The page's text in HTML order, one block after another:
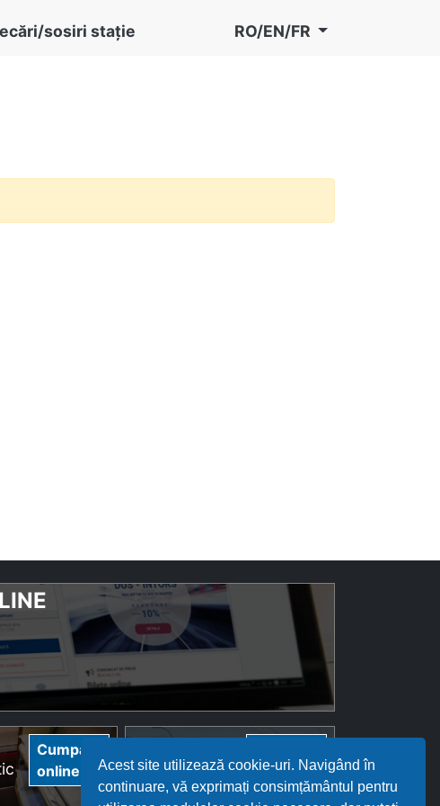
Acest site utilizează cookie-uri. Navigând în
continuare, vă exprimați consimțământul pentru
sosiri stație RO/EN/FR
Cumpără
online
InterRegional
Călători
online